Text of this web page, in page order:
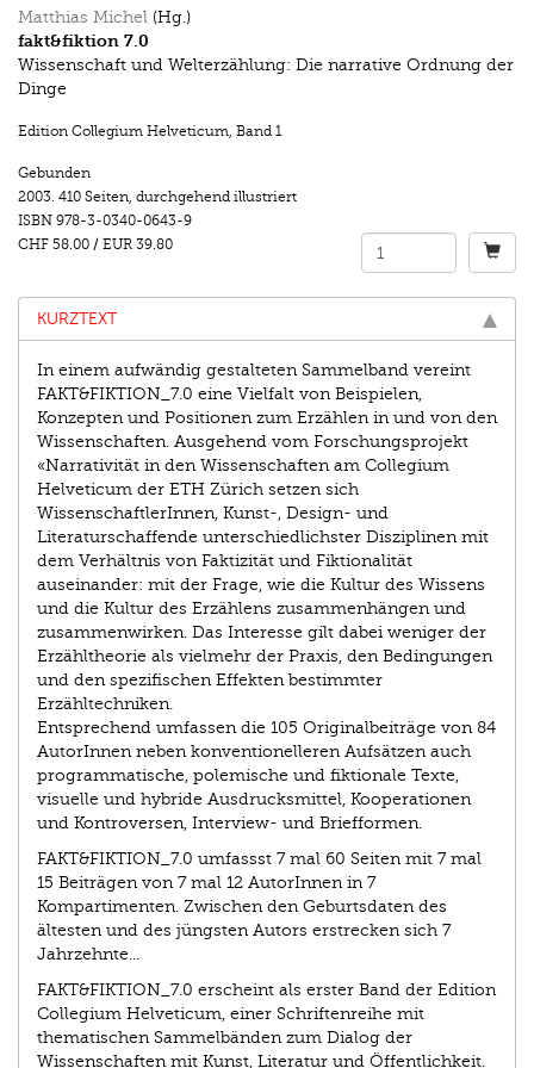
Matthias Michel (Hg.)
fakt&fiktion 7.0
Wissenschaft und Welterzählung: Die narrative Ordnung der
Dinge
Edition Collegium Helveticum, Band 1
Gebunden
2003. 410 Seiten, durchgehend illustriert
ISBN 978-3-0340-0643-9
CHF 58.00 / EUR 39.80
KURZTEXT
In einem aufwändig gestalteten Sammelband vereint
FAKT&FIKTION_7.0 eine Vielfalt von Beispielen,
Konzepten und Positionen zum Erzählen in und von den
Wissenschaften. Ausgehend vom Forschungsprojekt
«Narrativität in den Wissenschaften am Collegium
Helveticum der ETH Zürich setzen sich
WissenschaftlerInnen, Kunst-, Design- und
Literaturschaffende unterschiedlichster Disziplinen mit
dem Verhältnis von Faktizität und Fiktionalität
auseinander: mit der Frage, wie die Kultur des Wissens
und die Kultur des Erzählens zusammenhängen und
zusammenwirken. Das Interesse gilt dabei weniger der
Erzähltheorie als vielmehr der Praxis, den Bedingungen
und den spezifischen Effekten bestimmter
Erzähltechniken.
Entsprechend umfassen die 105 Originalbeiträge von 84
AutorInnen neben konventionelleren Aufsätzen auch
programmatische, polemische und fiktionale Texte,
visuelle und hybride Ausdrucksmittel, Kooperationen
und Kontroversen, Interview- und Briefformen.
FAKT&FIKTION_7.0 umfassst 7 mal 60 Seiten mit 7 mal
15 Beiträgen von 7 mal 12 AutorInnen in 7
Kompartimenten. Zwischen den Geburtsdaten des
ältesten und des jüngsten Autors erstrecken sich 7
Jahrzehnte...
FAKT&FIKTION_7.0 erscheint als erster Band der Edition
Collegium Helveticum, einer Schriftenreihe mit
thematischen Sammelbänden zum Dialog der
Wissenschaften mit Kunst, Literatur und Öffentlichkeit.